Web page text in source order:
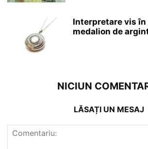
Interpretare vis în
medalion de
NICIUN
LĂSAȚI UN MESAJ